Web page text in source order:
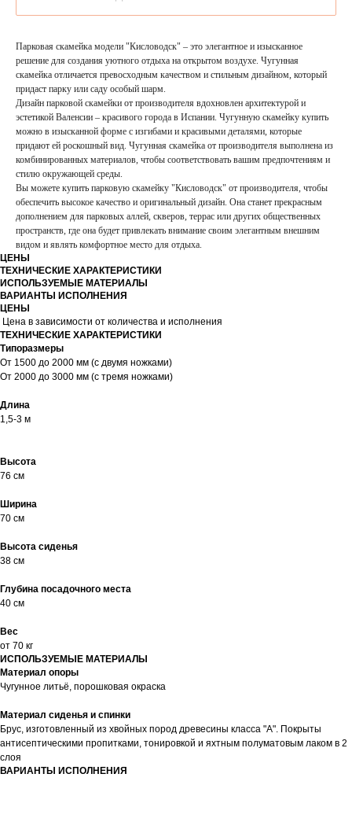
Парковая скамейка модели "Кисловодск" – это элегантное и изысканное
решение для создания уютного отдыха на открытом воздухе. Чугунная
скамейка отличается превосходным качеством и стильным дизайном, который
придаст парку или саду особый шарм.
Дизайн парковой скамейки от производителя вдохновлен архитектурой и
эстетикой Валенсии – красивого города в Испании. Чугунную скамейку купить
можно в изысканной форме с изгибами и красивыми деталями, которые
придают ей роскошный вид. Чугунная скамейка от производителя выполнена из
комбинированных материалов, чтобы соответствовать вашим предпочтениям и
стилю окружающей среды.
Вы можете купить парковую скамейку "Кисловодск" от производителя, чтобы
обеспечить высокое качество и оригинальный дизайн. Она станет прекрасным
дополнением для парковых аллей, скверов, террас или других общественных
пространств, где она будет привлекать внимание своим элегантным внешним
видом и являть комфортное место для отдыха.
ЦЕНЫ
ТЕХНИЧЕСКИЕ ХАРАКТЕРИСТИКИ
ИСПОЛЬЗУЕМЫЕ МАТЕРИАЛЫ
ВАРИАНТЫ ИСПОЛНЕНИЯ
ЦЕНЫ
Цена в зависимости от количества и исполнения
ТЕХНИЧЕСКИЕ ХАРАКТЕРИСТИКИ
Типоразмеры
От 1500 до 2000 мм (с двумя ножками)
От 2000 до 3000 мм (с тремя ножками)
Длина
1,5-3 м
Высота
76 см
Ширина
70 см
Высота сиденья
38 см
Глубина посадочного места
40 см
Вес
от 70 кг
ИСПОЛЬЗУЕМЫЕ МАТЕРИАЛЫ
Материал опоры
Чугунное литьё, порошковая окраска
Материал сиденья и спинки
Брус, изготовленный из хвойных пород древесины класса "А". Покрыты
антисептическими пропитками, тонировкой и яхтным полуматовым лаком в 2
слоя
ВАРИАНТЫ ИСПОЛНЕНИЯ